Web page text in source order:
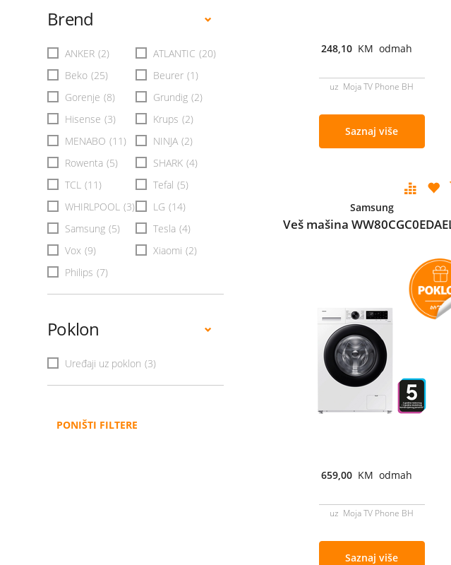
Brend
ANKER (2) ATLANTIC (20)
Beko (25) Beurer (1)
Gorenje (8) Grundig (2)
Hisense (3) Krups (2)
MENABO (11) NINJA (2)
Rowenta (5) SHARK (4)
TCL (11) Tefal (5)
WHIRLPOOL (3) LG (14)
Samsung (5) Tesla (4)
Vox (9) Xiaomi (2)
Philips (7)
Poklon
Uređaji uz poklon (3)
PONIŠTI FILTERE
248,10 KM odmah
uz Moja TV Phone BH
Saznaj više
Samsung
Veš mašina
659,00 KM odmah
uz Moja TV Phone BH
Saznaj više